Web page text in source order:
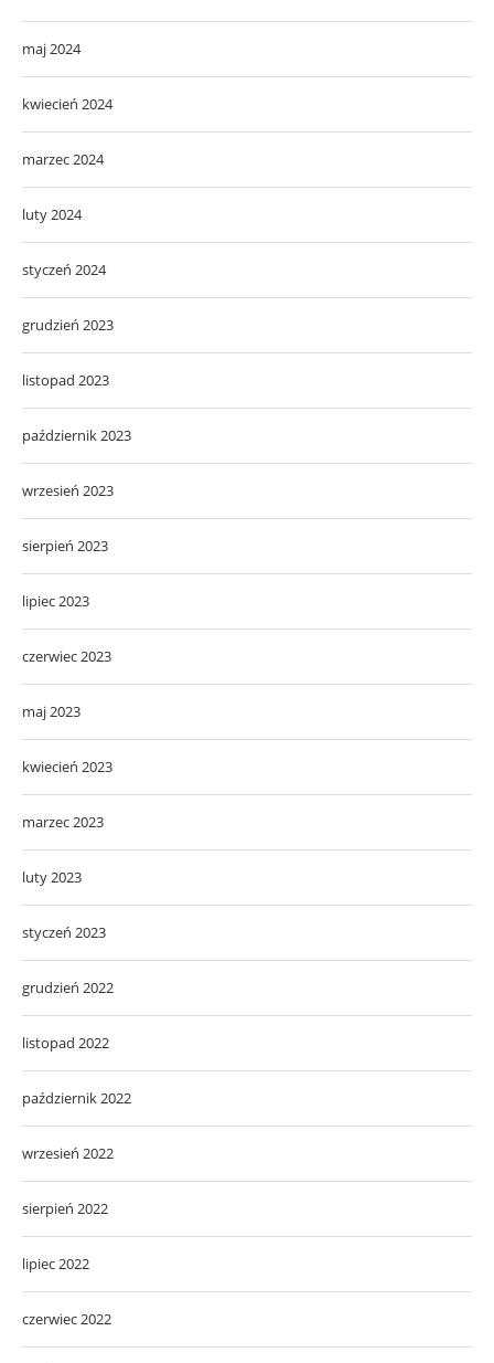
maj 2024
kwiecień 2024
marzec 2024
luty 2024
styczeń 2024
grudzień 2023
listopad 2023
październik 2023
wrzesień 2023
sierpień 2023
lipiec 2023
czerwiec 2023
maj 2023
kwiecień 2023
marzec 2023
luty 2023
styczeń 2023
grudzień 2022
listopad 2022
październik 2022
wrzesień 2022
sierpień 2022
lipiec 2022
czerwiec 2022